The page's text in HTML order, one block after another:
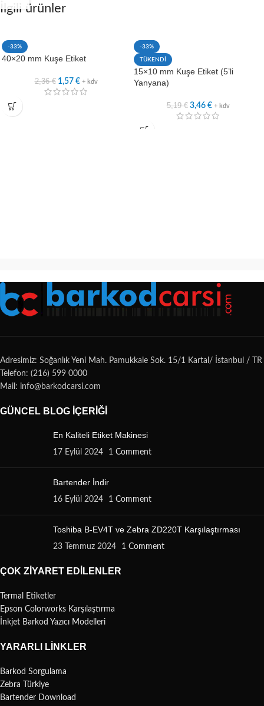
İlgili ürünler
-33%
40×20 mm Kuşe Etiket
2,36€ 1,57 € + kdv
-33%
TÜKENDİ
15×10 mm Kuşe Etiket (5’li
Yanyana)
5,19€ 3,46 € + kdv
Adresimiz: Soğanlık Yeni Mah. Pamukkale Sok. 15/1 Kartal/ İstanbul / TR
Telefon: (216) 599 0000
Mail: info@barkodcarsi.com
GÜNCEL BLOG İÇERIĞI
En Kaliteli Etiket Makinesi
17 Eylül 2024 1 Comment
Bartender İndir
16 Eylül 2024 1 Comment
Toshiba B-EV4T ve Zebra ZD220T Karşılaştırması
23 Temmuz 2024 1 Comment
ÇOK ZIYARET EDILENLER
Termal Etiketler
Epson Colorworks Karşılaştırma
İnkjet Barkod Yazıcı Modelleri
YARARLI LINKLER
Barkod Sorgulama
Zebra Türkiye
Bartender Download